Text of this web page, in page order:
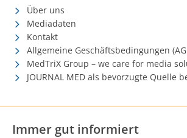
Über uns
Mediadaten
Kontakt
Allgemeine Geschäftsbedingungen
MedTriX Group – we care for media
JOURNAL MED als bevorzugte Quelle
Immer gut informiert